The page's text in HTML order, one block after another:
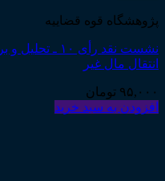
پژوهشگاه قوه قضاییه
نشست نقد رأی
انتقال مال غیر
۹۵,۰۰۰ تومان
افزودن به سبد خرید